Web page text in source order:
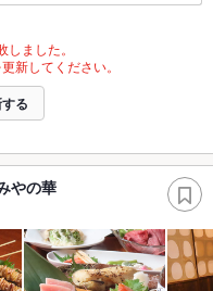
ました。
新してください。
る
やの華